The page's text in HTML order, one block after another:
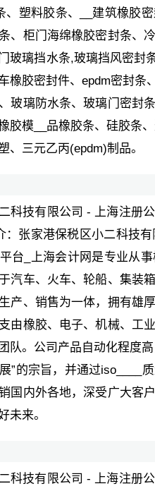
、塑料胶条、__建筑橡胶
、柜门海绵橡胶密封条、
玻璃挡水条,玻璃挡风密封
橡胶密封件、epdm密封条
玻璃防水条、玻璃门密封
胶模__品橡胶条、硅胶条
、三元乙丙(epdm)制品。
科技有限公司 - 上海注册
：张家港保税区小二科技
台_上海会计网是专业从
汽车、火车、轮船、集装
产、销售为一体，拥有雄
由橡胶、电子、机械、工
队。公司产品自动化程度
”的宗旨，并通过iso____
国内外各地，深受广大客
未来。
科技有限公司 - 上海注册